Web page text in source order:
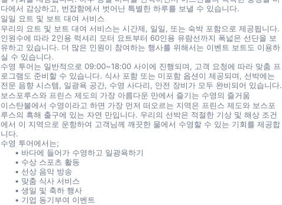
다에서 감상하고, 번잡함에서 벗어난 특별한 하루를 보낼 수 있습니다.
일일 요트 및 보트 대여 서비스
우리의 요트 및 보트 대여 서비스는 시간제, 일일, 또는 숙박 포함으로 제공됩니다.
인원수에 따라 2인용 럭셔리 모터 요트부터 60인용 유람선까지 폭넓은 선단을 보
유하고 있습니다. 더 많은 인원이 참여하는 행사를 위해서는 이벤트 보트도 이용하
실 수 있습니다.
수영 투어는 일반적으로 09:00~18:00 사이에 진행되며, 고객 요청에 따라 맞춤 프
로그램도 준비할 수 있습니다. 식사 포함 또는 미포함 옵션이 제공되며, 선박에는
전문 음향 시스템, 일광욕 공간, 수영 사다리, 안전 장비가 모두 완비되어 있습니다.
보스포루스와 프린스 제도의 가장 아름다운 만에서 즐기는 수영의 즐거움
이스탄불에서 수영이라고 하면 가장 먼저 떠오르는 지역은 프린스 제도와 보스포
루스의 흑해 출구에 있는 자연 만입니다. 우리의 선박은 적절한 기상 및 해상 조건
에서 이 지역으로 운항하여 고객님께 깨끗한 물에서 수영할 수 있는 기회를 제공합
니다.
수영 투어에서는;
바다에 들어가 수영하고 일광욕하기
수상 스포츠 활동
선상 음악 방송
맞춤 식사 서비스
생일 및 축하 행사
기업 동기부여 이벤트